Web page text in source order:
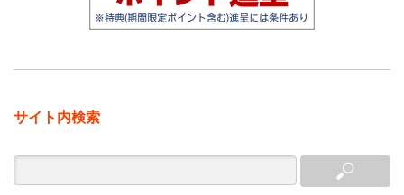
サイト内検索